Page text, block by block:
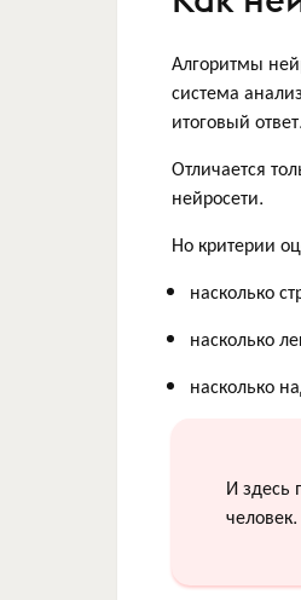
Алгоритмы
система
итоговый ответ.
Отличается
нейросети.
Но критерии
насколько
насколько
насколько
И здесь
человек.